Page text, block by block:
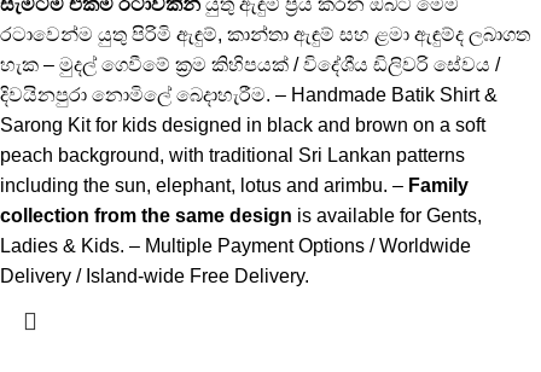
රටාවෙන්ම යුතු පිරිමි ඇඳුම්, කාන්තා ඇඳුම් සහ ළමා ඇඳුම්ද ලබාගත
හැක – මුදල් ගෙවීමේ ක්‍රම කිහිපයක් / විදේශීය ඩිලිවරි සේවය /
දිවයිනපුරා නොමිලේ බෙදාහැරීම. – Handmade Batik Shirt &
Sarong Kit for kids designed in black and brown on a soft
peach background, with traditional Sri Lankan patterns
including the sun, elephant, lotus and arimbu. – Family
collection from the same design is available for Gents,
Ladies & Kids. – Multiple Payment Options / Worldwide
Delivery / Island-wide Free Delivery.